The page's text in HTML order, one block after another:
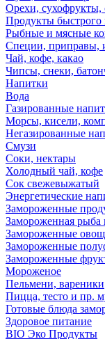
Орехи, сухофрукты,
Продукты быстрого
Рыбные и мясные
Специи, приправы,
Чай, кофе, какао
Чипсы, снеки,
Напитки
Вода
Газированные
Морсы, кисели,
Негазированные
Смузи
Соки, нектары
Холодный чай, кофе
Сок свежевыжатый
Энергетические
Замороженные
Замороженная рыба
Замороженные
Замороженные
Замороженные
Мороженое
Пельмени, вареники
Пицца, тесто и пр.
Готовые блюда
Здоровое питание
BIO Эко Продукты